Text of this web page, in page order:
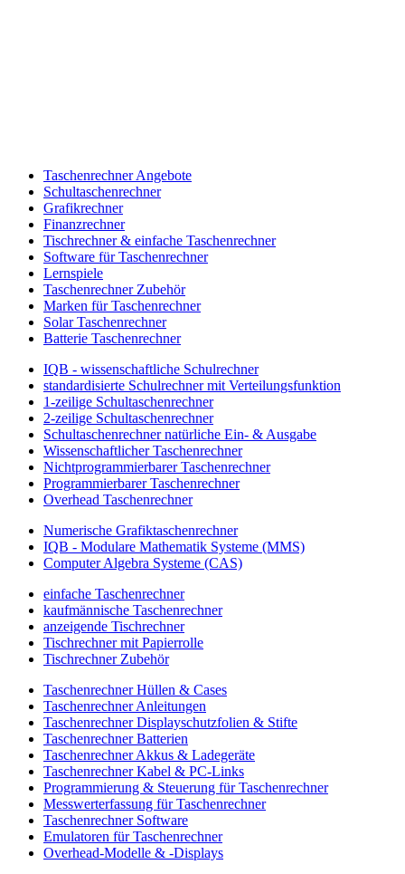
Taschenrechner Angebote
Schultaschenrechner
Grafikrechner
Finanzrechner
Tischrechner & einfache Taschenrechner
Software für Taschenrechner
Lernspiele
Taschenrechner Zubehör
Marken für Taschenrechner
Solar Taschenrechner
Batterie Taschenrechner
IQB - wissenschaftliche Schulrechner
standardisierte Schulrechner mit Verteilungsfunktion
1-zeilige Schultaschenrechner
2-zeilige Schultaschenrechner
Schultaschenrechner natürliche Ein- & Ausgabe
Wissenschaftlicher Taschenrechner
Nichtprogrammierbarer Taschenrechner
Programmierbarer Taschenrechner
Overhead Taschenrechner
Numerische Grafiktaschenrechner
IQB - Modulare Mathematik Systeme (MMS)
Computer Algebra Systeme (CAS)
einfache Taschenrechner
kaufmännische Taschenrechner
anzeigende Tischrechner
Tischrechner mit Papierrolle
Tischrechner Zubehör
Taschenrechner Hüllen & Cases
Taschenrechner Anleitungen
Taschenrechner Displayschutzfolien & Stifte
Taschenrechner Batterien
Taschenrechner Akkus & Ladegeräte
Taschenrechner Kabel & PC-Links
Programmierung & Steuerung für Taschenrechner
Messwerterfassung für Taschenrechner
Taschenrechner Software
Emulatoren für Taschenrechner
Overhead-Modelle & -Displays